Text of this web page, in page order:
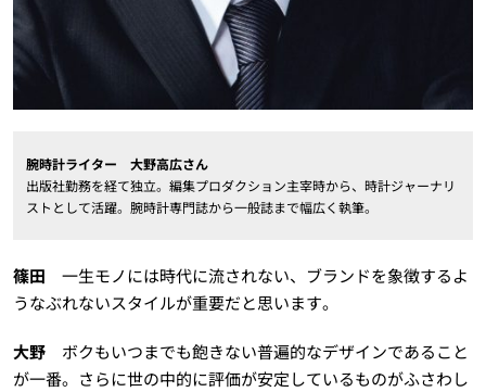
腕時計ライター 大野高広さん
出版社勤務を経て独立。編集プロダクション主宰時から、時計ジャーナリ
ストとして活躍。腕時計専門誌から一般誌まで幅広く執筆。
篠田 一生モノには時代に流されない、ブランドを象徴するよ
うなぶれないスタイルが重要だと思います。
大野ボクもいつまでも飽きない普遍的なデザインであること
が一番。さらに世の中的に評価が安定しているものがふさわし